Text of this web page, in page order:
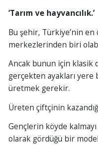
‘Tarım ve hayvancılık.’
Bu şehir, Türkiye’nin en
merkezlerinden biri
Ancak bunun için klasik
gerçekten ayakları
üretmek gerekir.
Üreten çiftçinin
Gençlerin köyde
olarak gördüğü bir